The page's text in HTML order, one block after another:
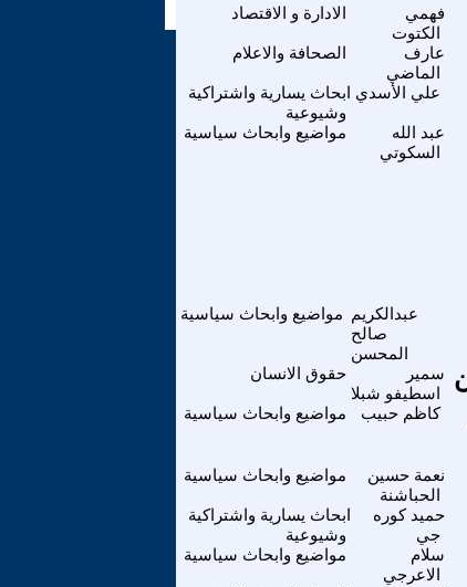
الادارة و الاقتصاد
فهمي
الكتوت
الصحافة والاعلام
عارف
الماضي
ابحاث يسارية واشتراكية
وشيوعية
علي الأسدي
مواضيع وابحاث سياسية
عبد الله
السكوتي
مواضيع وابحاث سياسية عبدالكريم
صالح
المحسن
حقوق الانسان
سمير
اسطيفو شبلا
مواضيع وابحاث سياسية كاظم حبيب
مواضيع وابحاث سياسية
نعمة حسين
الحباشنة
ابحاث يسارية واشتراكية
وشيوعية
حميد كوره
جي
مواضيع وابحاث سياسية
سلام
الاعرجي